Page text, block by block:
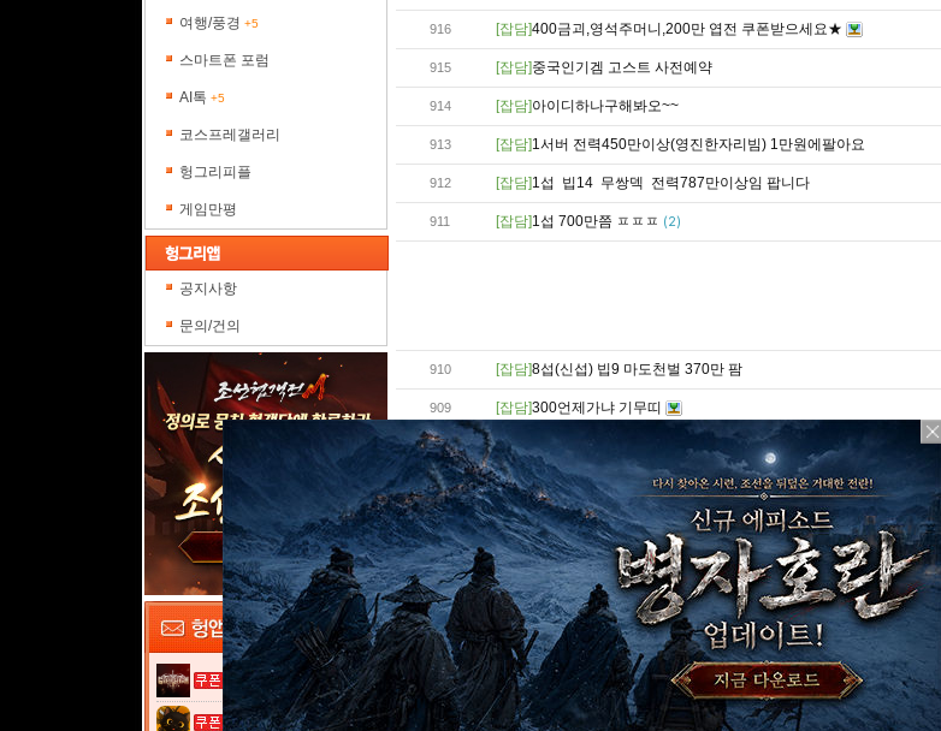
여행/풍경 +5
스마트폰 포럼
AI톡 +5
코스프레갤러리
헝그리피플
게임만평
공지사항
문의/건의
그레이 사가
고양이 낚시터...
916 [잡담]400금괴,영석주머니,200만 엽전 쿠폰받으세요★
915 [잡담]중국인기겜 고스트 사전예약
914 [잡담]아이디하나구해봐오~~
913 [잡담]1서버 전력450만이상(영진한자리빔) 1만원에팔아요
912 [잡담]1섭 빕14 무쌍덱 전력787만이상임 팝니다
911 [잡담]1섭 700만쯤 ㅍㅍㅍ (2)
910 [잡담]8섭(신섭) 빕9 마도천벌 370만 팜
909 [잡담]300언제가냐 기무띠
908 [잡담]1서버 전력 531만 팔아요 6만원
907 [잡담]안녕하세요~ (1)
906 [잡담]3섭 370만 1만 5천 팜
905 [잡담]1서버 전력 465만 팝니다 (1)
904 [잡담]6섭 1위 계정 팝니다 vip 14
903 [잡담]6서버 320만 무쌍덱 정리
902 [잡담]6섭 1~3위 왔다갔다 하는 랭커 케릭 팝니다. v..
[잡담]환세재밋나